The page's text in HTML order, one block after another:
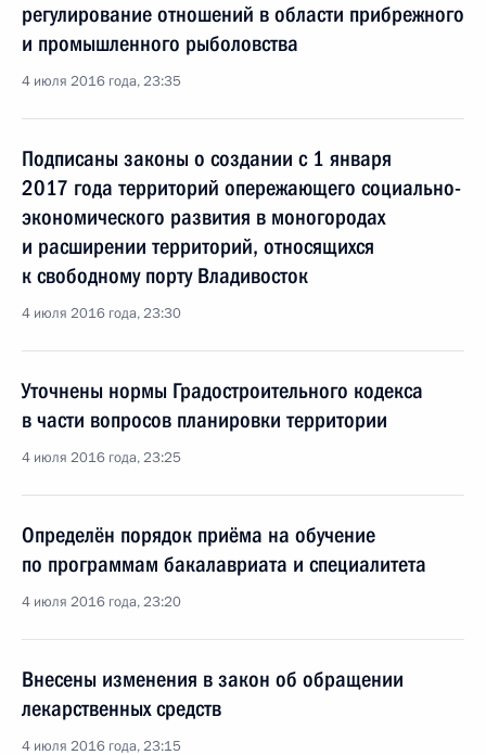
регулирование отношений в области прибрежного
и промышленного рыболовства
4 июля 2016 года, 23:35
Подписаны законы о создании с 1 января
2017 года территорий опережающего социально-
экономического развития в моногородах
и расширении территорий, относящихся
к свободному порту Владивосток
4 июля 2016 года, 23:30
Уточнены нормы Градостроительного кодекса
в части вопросов планировки территории
4 июля 2016 года, 23:25
Определён порядок приёма на обучение
по программам бакалавриата и специалитета
4 июля 2016 года, 23:20
Внесены изменения в закон об обращении
лекарственных средств
4 июля 2016 года, 23:15